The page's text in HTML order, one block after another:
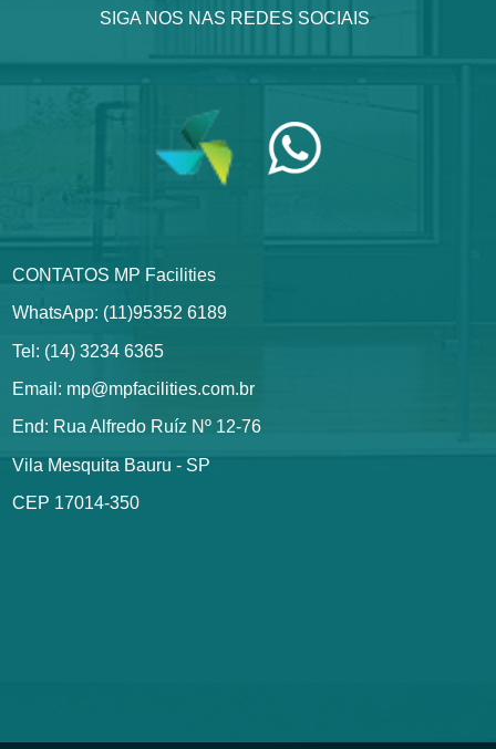
SIGA NOS NAS REDES SOCIAIS
CONTATOS MP Facilities
WhatsApp: (11)95352 6189
Tel: (14) 3234 6365
Email: mp@mpfacilities.com.br
End: Rua Alfredo Ruíz Nº 12-76
Vila Mesquita Bauru - SP
CEP 17014-350